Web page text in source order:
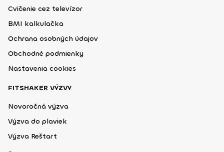
Cvičenie cez televízor
BMI kalkulačka
Ochrana osobných údajov
Obchodné podmienky
Nastavenia cookies
FITSHAKER VÝZVY
Novoročná výzva
Výzva do plaviek
Výzva Reštart